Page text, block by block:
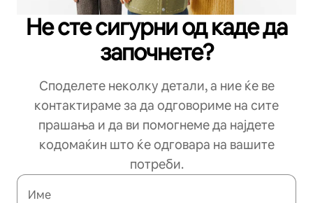
Не сте сигурни од каде да
започнете?
Споделете неколку детали, а ние ќе ве
контактираме за да одговориме на сите
прашања и да ви помогнеме да најдете
кодомаќин што ќе одговара на вашите
потреби.
Име